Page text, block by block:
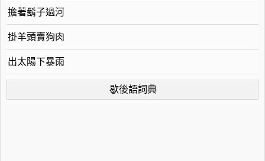
擔著鬍子過河
掛羊頭賣狗肉
出太陽下暴雨
歇後語詞典